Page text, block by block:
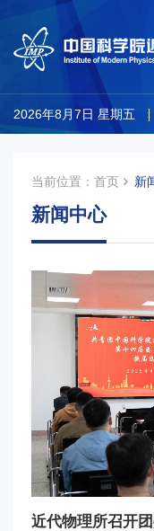
2026年8月7日 星期五
当前位置： 首页 新
新闻中心
近代物理所召开